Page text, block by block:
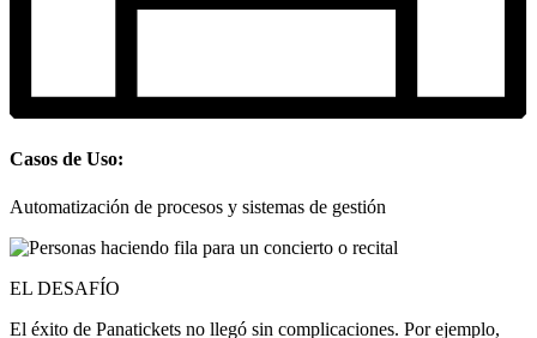
Casos de Uso:
Automatización de procesos y sistemas de gestión
EL DESAFÍO
El éxito de Panatickets no llegó sin complicaciones. Por ejemplo,